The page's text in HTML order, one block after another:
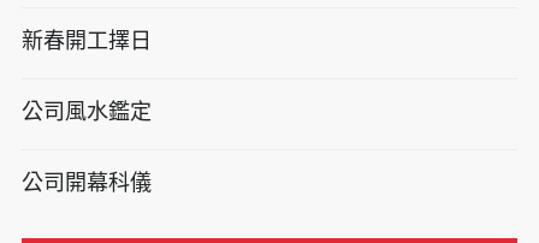
新春開工擇日
公司風水鑑定
公司開幕科儀